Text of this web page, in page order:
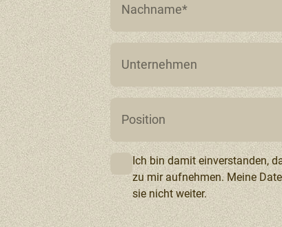
Ich bin damit einverstanden,
zu mir aufnehmen. Meine
sie nicht weiter.